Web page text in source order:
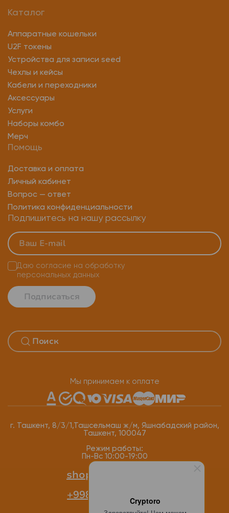
Cryptoro
Каталог
Аппаратные кошельки
U2F токены
Устройства для записи seed
Чехлы и кейсы
Кабели и переходники
Аксессуары
Услуги
Наборы комбо
Мерч
Помощь
Доставка и оплата
Личный кабинет
Вопрос — ответ
Политика конфиденциальности
Подпишитесь на нашу рассылку
Подписаться
Даю согласие на обработку
персональных данных
Мы принимаем к оплате
г. Ташкент, 8/3/1,Ташсельмаш ж/м, Яшнабадский район,
Ташкент, 100047
Режим работы:
Пн-Вс 10:00-19:00
shop@cryptoro.uz
+998 77 118-12-34